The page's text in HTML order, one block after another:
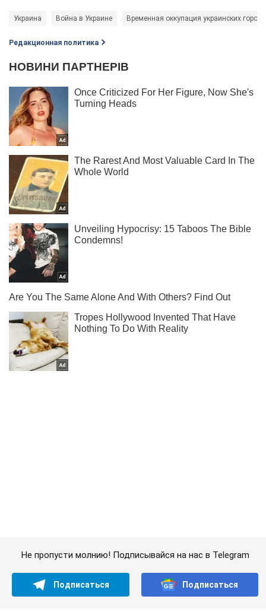
Украина Война в Украине Временная оккупация украинских
Редакционная политика